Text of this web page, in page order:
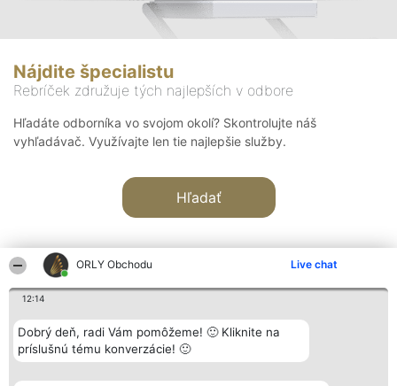
ORLY Obchodu Live chat
12:14
Dobrý deň, radi Vám pomôžeme! 🙂 Kliknite na
príslušnú tému konverzácie! 🙂
Nájdite špecialistu
Rebríček združuje tých najlepších v odbore
Hľadáte odborníka vo svojom okolí? Skontrolujte náš
vyhľadávač. Využívajte len tie najlepšie služby.
Hľadať
Organizátor hodnotenia
Bright Side Solutions sp. z o.
o. sp. k.
Wrocław 50-079
Hodnotenie
Laureáti
Lista
Laureatów
Kontakt
Kontakt